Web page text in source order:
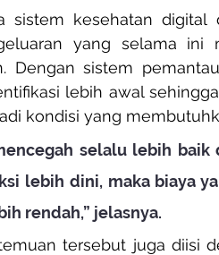
sistem kesehatan digital
yang selama ini
Dengan sistem
lebih awal
kondisi yang
selalu lebih
lebih dini, maka biaya
rendah,” jelasnya.
tersebut juga diisi